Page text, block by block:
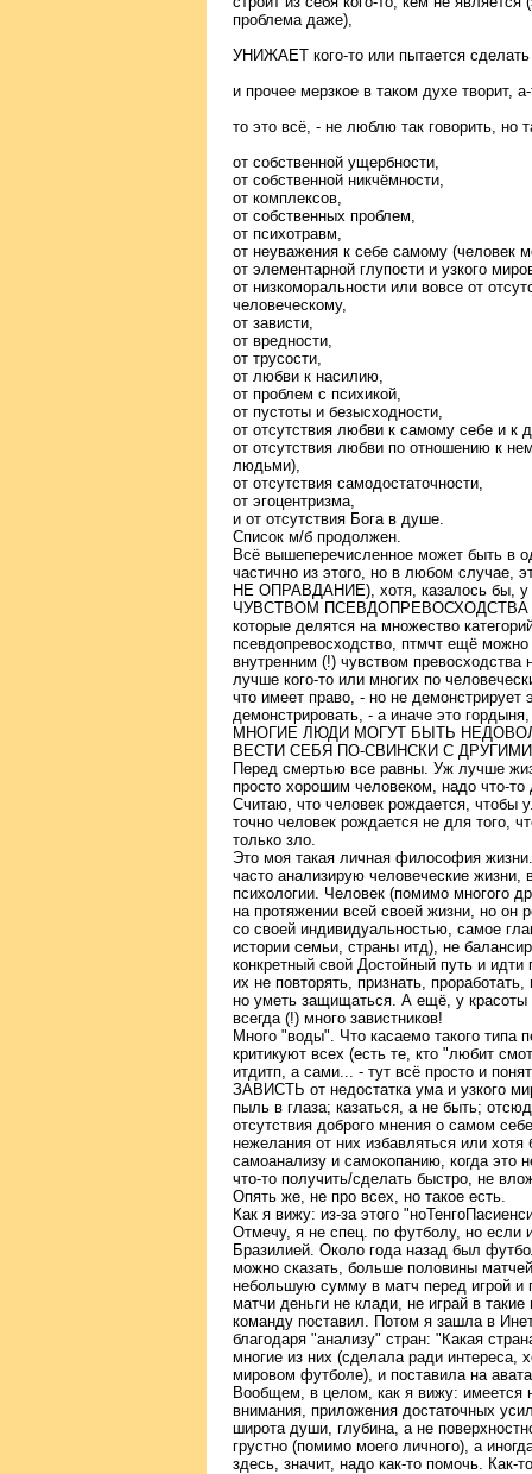
проблема даже),
УНИЖАЕТ кого-то или пытается сделать
и прочее мерзкое в таком духе творит,
то это всё, - не люблю так говорить, но
от собственной ущербности,
от собственной никчёмности,
от комплексов,
от собственных проблем,
от психотравм,
от неуважения к себе самому (человек
от элементарной глупости и узкого
от низкоморальности или вовсе от
человеческому,
от зависти,
от вредности,
от трусости,
от любви к насилию,
от проблем с психикой,
от пустоты и безысходности,
от отсутствия любви к самому себе и к
от отсутствия любви по отношению к
людьми),
от отсутствия самодостаточности,
от эгоцентризма,
и от отсутствия Бога в душе.
Список м/б продолжен.
Всё вышеперечисленное может быть в
частично из этого, но в любом
НЕ ОПРАВДАНИЕ), хотя, казалось бы, у
ЧУВСТВОМ ПСЕВДОПРЕВОСХОДСТВА
которые делятся на множество
псевдопревосходство, птмчт ещё
внутренним (!) чувством
лучше кого-то или многих по
что имеет право, - но не демонстрирует
демонстрировать, - а иначе это
МНОГИЕ ЛЮДИ МОГУТ БЫТЬ
ВЕСТИ СЕБЯ ПО-СВИНСКИ С
Перед смертью все равны. Уж лучше
просто хорошим человеком, надо что-то
Считаю, что человек рождается, чтобы
точно человек рождается не для того,
только зло.
Это моя такая личная философия
часто анализирую человеческие
психологии. Человек (помимо многого
на протяжении всей своей жизни, но он
со своей индивидуальностью, самое
истории семьи, страны итд), не
конкретный свой Достойный путь и
их не повторять, признать,
но уметь защищаться. А ещё, у красоты
всегда (!) много завистников!
Много "воды". Что касаемо такого типа
критикуют всех (есть те, кто "любит
итдитп, а сами... - тут всё просто и
ЗАВИСТЬ от недостатка ума и узкого
пыль в глаза; казаться, а не быть;
отсутствия доброго мнения о самом
нежелания от них избавляться или хотя
самоанализу и самокопанию, когда это
что-то получить/сделать быстро, не
Опять же, не про всех, но такое есть.
Как я вижу: из-за этого
Отмечу, я не спец. по футболу, но если
Бразилией. Около года назад был
можно сказать, больше половины
небольшую сумму в матч перед игрой и
матчи деньги не клади, не играй в
команду поставил. Потом я зашла в
благодаря "анализу" стран: "Какая
многие из них (сделала ради интереса,
мировом футболе), и поставила на
Вообщем, в целом, как я вижу: имеется
внимания, приложения достаточных
широта души, глубина, а не
грустно (помимо моего личного), а
здесь, значит, надо как-то помочь. Как-